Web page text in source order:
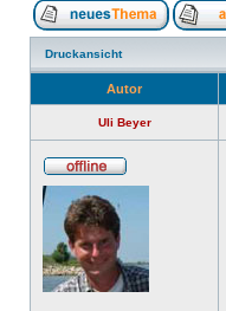
Druckansicht
Autor
Uli Beyer